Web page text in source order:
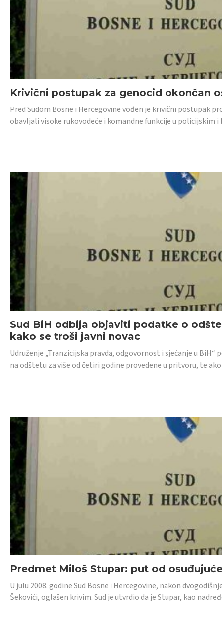
Krivični postupak za genocid okončan
Pred Sudom Bosne i Hercegovine vođen je krivični postupak
obavljali visoke rukovodeće i komandne funkcije u policijskim
Sud BiH odbija objaviti podatke o
kako se troši javni novac
Udruženje „Tranzicijska pravda, odgovornost i sjećanje u
na odštetu za više od četiri godine provedene u pritvoru, te
Predmet Miloš Stupar: put od
U julu 2008. godine Sud Bosne i Hercegovine, nakon
Šekovići, oglašen krivim. Sud je utvrdio da je Stupar, kao